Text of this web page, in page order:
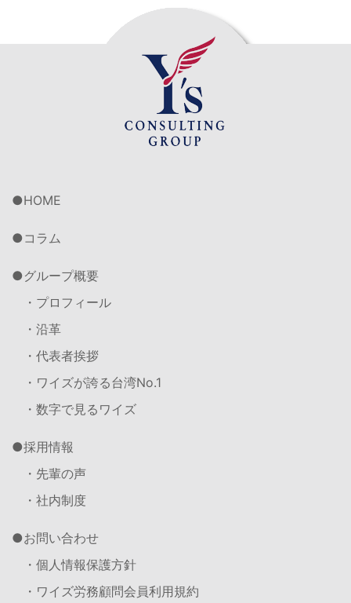
HOME
コラム
グループ概要
・プロフィール
・沿革
・代表者挨拶
・ワイズが誇る台湾No.1
・数字で見るワイズ
採用情報
・先輩の声
・社内制度
お問い合わせ
・個人情報保護方針
・ワイズ労務顧問会員利用規約